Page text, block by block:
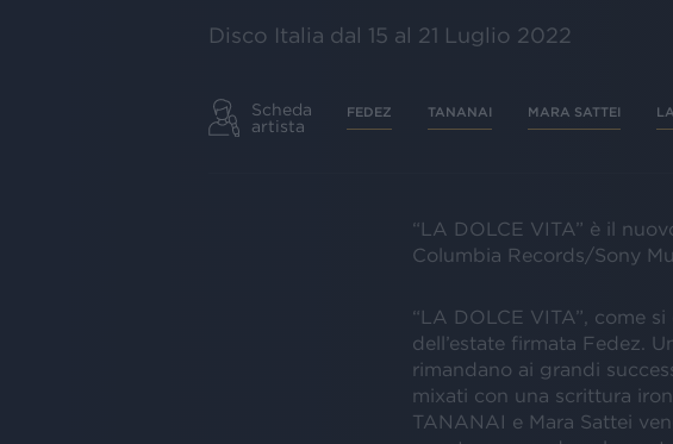
Disco Italia dal 15 al 21 Luglio 2022
Scheda
artista
FEDEZ TANANAI MARA SATTEI
“LA DOLCE VITA” è il
Columbia Records/Sony
“LA DOLCE VITA”, come
dell’estate firmata Fedez.
rimandano ai grandi
mixati con una scrittura
TANANAI e Mara Sattei